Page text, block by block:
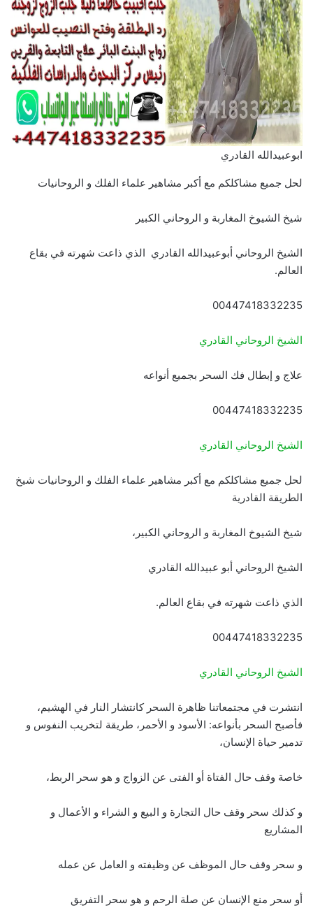
ابوعبيدالله القادري
لحل جميع مشاكلكم مع أكبر مشاهير علماء الفلك و الروحانيات
شيخ الشيوخ المغاربة و الروحاني الكبير
الشيخ الروحاني أبوعبيدالله القادري الذي ذاعت شهرته في بقاع
العالم.
00447418332235
الشيخ الروحاني القادري
علاج و إبطال فك السحر بجميع أنواعه
00447418332235
الشيخ الروحاني القادري
لحل جميع مشاكلكم مع أكبر مشاهير علماء الفلك و الروحانيات شيخ
الطريقة القادرية
شيخ الشيوخ المغاربة و الروحاني الكبير،
الشيخ الروحاني أبو عبيدالله القادري
الذي ذاعت شهرته في بقاع العالم.
00447418332235
الشيخ الروحاني القادري
انتشرت في مجتمعاتنا ظاهرة السحر كانتشار النار في الهشيم،
فأصبح السحر بأنواعه: الأسود و الأحمر، طريقة لتخريب النفوس و
تدمير حياة الإنسان،
خاصة وقف حال الفتاة أو الفتى عن الزواج و هو سحر الربط،
و كذلك سحر وقف حال التجارة و البيع و الشراء و الأعمال و
المشاريع
و سحر وقف حال الموظف عن وظيفته و العامل عن عمله
أو سحر منع الإنسان عن صلة الرحم و هو سحر التفريق